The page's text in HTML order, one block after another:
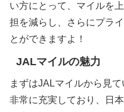
い方にとって、マイルを
担を減らし、さらにプラ
とができますよ！
JALマイルの魅力
まずはJALマイルから見
非常に充実しており、日